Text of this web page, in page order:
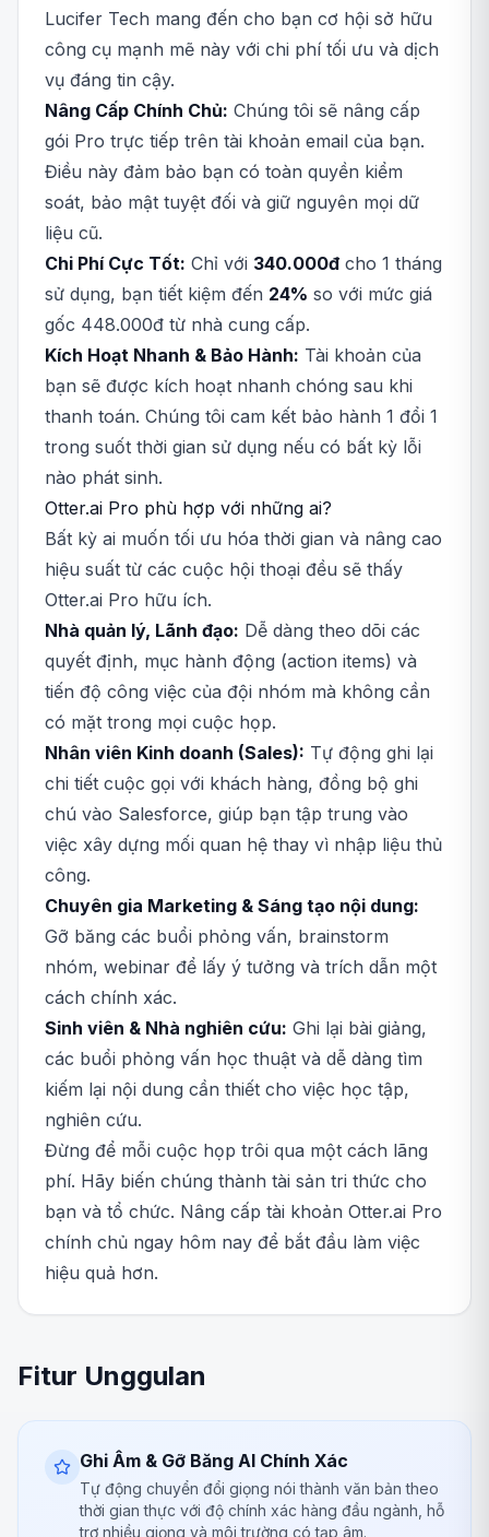
Lucifer Tech mang đến cho bạn cơ hội sở hữu
công cụ mạnh mẽ này với chi phí tối ưu và dịch
vụ đáng tin cậy.
Nâng Cấp Chính Chủ: Chúng tôi sẽ nâng cấp
gói Pro trực tiếp trên tài khoản email của bạn.
Điều này đảm bảo bạn có toàn quyền kiểm
soát, bảo mật tuyệt đối và giữ nguyên mọi dữ
liệu cũ.
Chi Phí Cực Tốt: Chỉ với 340.000đ cho 1 tháng
sử dụng, bạn tiết kiệm đến 24% so với mức giá
gốc 448.000đ từ nhà cung cấp.
Kích Hoạt Nhanh & Bảo Hành: Tài khoản của
bạn sẽ được kích hoạt nhanh chóng sau khi
thanh toán. Chúng tôi cam kết bảo hành 1 đổi 1
trong suốt thời gian sử dụng nếu có bất kỳ lỗi
nào phát sinh.
Otter.ai Pro phù hợp với những ai?
Bất kỳ ai muốn tối ưu hóa thời gian và nâng cao
hiệu suất từ các cuộc hội thoại đều sẽ thấy
Otter.ai Pro hữu ích.
Nhà quản lý, Lãnh đạo: Dễ dàng theo dõi các
quyết định, mục hành động (action items) và
tiến độ công việc của đội nhóm mà không cần
có mặt trong mọi cuộc họp.
Nhân viên Kinh doanh (Sales): Tự động ghi lại
chi tiết cuộc gọi với khách hàng, đồng bộ ghi
chú vào Salesforce, giúp bạn tập trung vào
việc xây dựng mối quan hệ thay vì nhập liệu thủ
công.
Chuyên gia Marketing & Sáng tạo nội dung:
Gỡ băng các buổi phỏng vấn, brainstorm
nhóm, webinar để lấy ý tưởng và trích dẫn một
cách chính xác.
Sinh viên & Nhà nghiên cứu: Ghi lại bài giảng,
các buổi phỏng vấn học thuật và dễ dàng tìm
kiếm lại nội dung cần thiết cho việc học tập,
nghiên cứu.
Đừng để mỗi cuộc họp trôi qua một cách lãng
phí. Hãy biến chúng thành tài sản tri thức cho
bạn và tổ chức. Nâng cấp tài khoản Otter.ai Pro
chính chủ ngay hôm nay để bắt đầu làm việc
hiệu quả hơn.
Fitur Unggulan
Ghi Âm & Gỡ Băng AI Chính Xác
Tự động chuyển đổi giọng nói thành văn bản theo
thời gian thực với độ chính xác hàng đầu ngành, hỗ
trợ nhiều giọng và môi trường có tạp âm.